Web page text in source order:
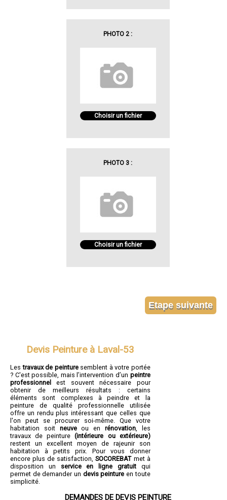
PHOTO 2 :
Choisir un fichier
PHOTO 3 :
Choisir un fichier
Devis Peinture à Laval-53
Lestravaux de peinturesemblent à votre portée
? C'est possible, mais l’intervention d’un peintre
professionnel
est souvent nécessaire pour
obtenir de meilleurs résultats : certains
éléments sont complexes à peindre et la
peinture de qualité professionnelle utilisée
offre un rendu plus intéressant que celles que
l'on peut se procurer soi-même. Que votre
habitation soit neuveou en rénovation, les
travaux de peinture(intérieure ou extérieure)
restent un excellent moyen de rajeunir son
habitation à petits prix. Pour vous donner
encore plus de satisfaction,SOCOREBATmet à
disposition un service en ligne gratuitqui
permet de demander un devis peinture en toute
simplicité.
DEMANDES DE DEVIS PEINTURE